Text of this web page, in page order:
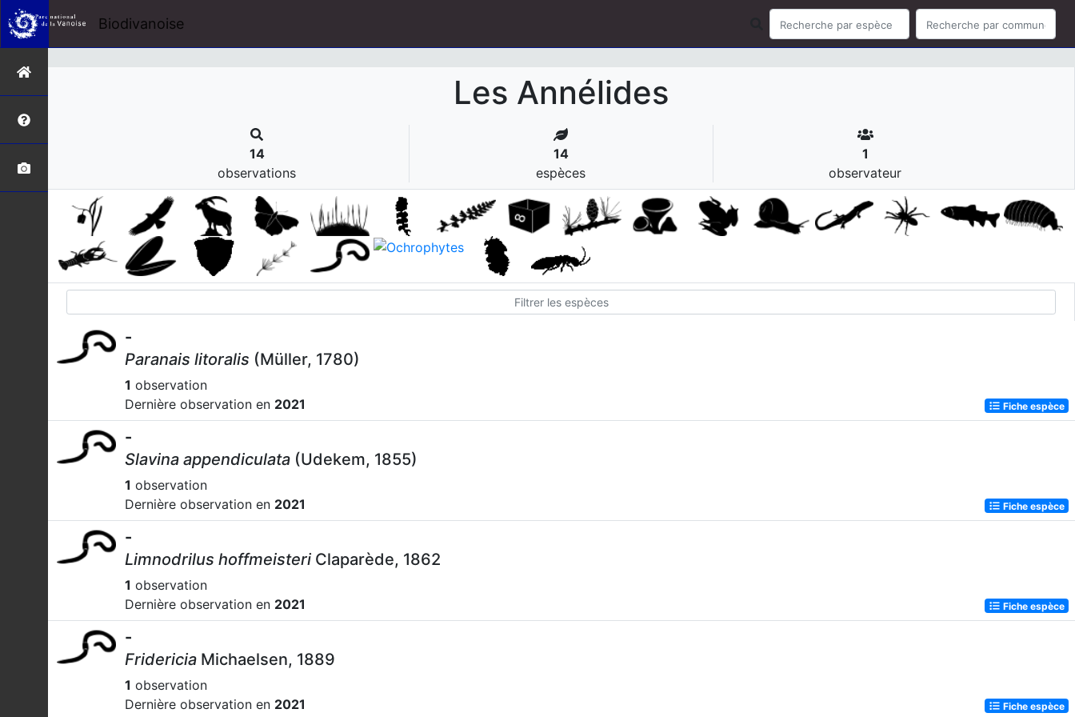
Biodivanoise
Les Annélides
14
observations
14
espèces
1
observateur
-
Paranais litoralis (Müller, 1780)
1 observation
Dernière observation en 2021 Fiche espèce
-
Slavina appendiculata (Udekem, 1855)
1 observation
Dernière observation en 2021 Fiche espèce
-
Limnodrilus hoffmeisteri Claparède, 1862
1 observation
Dernière observation en 2021 Fiche espèce
-
Fridericia Michaelsen, 1889
1 observation
Dernière observation en 2021 Fiche espèce